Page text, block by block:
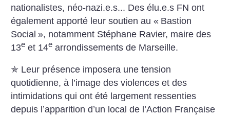
nationalistes, néo-nazi.e.s... Des élu.e.s FN ont
également apporté leur soutien au « Bastion
Social », notamment Stéphane Ravier, maire des
13e et 14e arrondissements de Marseille.
✯ Leur présence imposera une tension
quotidienne, à l’image des violences et des
intimidations qui ont été largement ressenties
depuis l’apparition d’un local de l’Action Française